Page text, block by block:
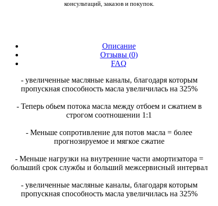
консультаций, заказов и покупок.
Описание
Отзывы (0)
FAQ
- увеличенные масляные каналы, благодаря которым
пропускная способность масла увеличилась на 325%
- Теперь обьем потока масла между отбоем и сжатием в
строгом соотношении 1:1
- Меньше сопротивление для потов масла = более
прогнозируемое и мягкое сжатие
- Меньше нагрузки на внутренние части амортизатора =
больший срок службы и больший межсервисный интервал
- увеличенные масляные каналы, благодаря которым
пропускная способность масла увеличилась на 325%